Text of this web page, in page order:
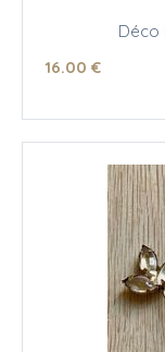
Déco
16.00 €